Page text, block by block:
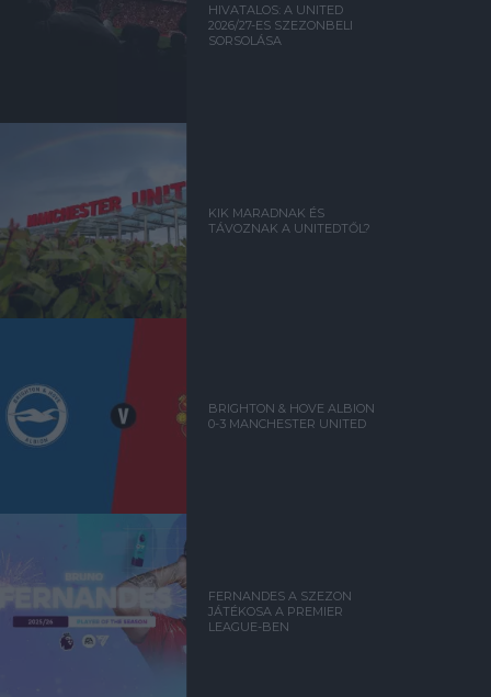
HIVATALOS: A UNITED
2026/27-ES SZEZONBELI
SORSOLÁSA
KIK MARADNAK ÉS
TÁVOZNAK A UNITEDTŐL?
BRIGHTON & HOVE ALBION
0-3 MANCHESTER UNITED
FERNANDES A SZEZON
JÁTÉKOSA A PREMIER
LEAGUE-BEN